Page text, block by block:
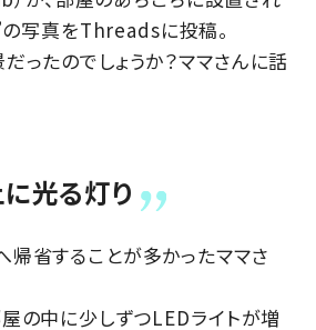
写真をThreadsに投稿。
ったのでしょうか？ママさんに話
光る灯り
省することが多かったママさ
の中に少しずつLEDライトが増